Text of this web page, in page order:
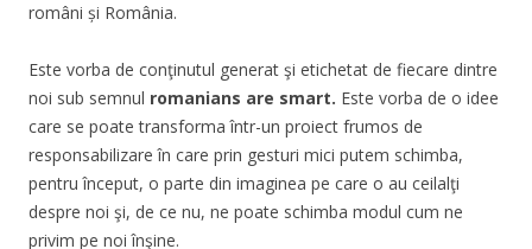
români și România.
Este vorba de conţinutul generat şi etichetat de fiecare dintre
noi sub semnul romanians are smart. Este vorba de o idee
care se poate transforma într-un proiect frumos de
responsabilizare în care prin gesturi mici putem schimba,
pentru început, o parte din imaginea pe care o au ceilalţi
despre noi şi, de ce nu, ne poate schimba modul cum ne
privim pe noi înşine.